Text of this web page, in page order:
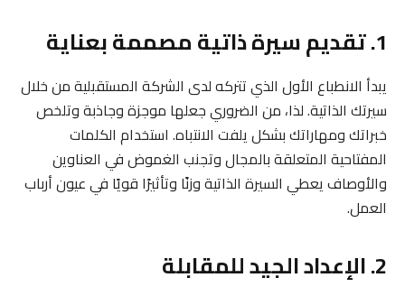
1. تقديم سيرة ذاتية مصممة بعناية
يبدأ الانطباع الأول الذي تتركه لدى الشركة المستقبلية من خلال
سيرتك الذاتية. لذا، من الضروري جعلها موجزة وجاذبة وتلخص
خبراتك ومهاراتك بشكل يلفت الانتباه. استخدام الكلمات
المفتاحية المتعلقة بالمجال وتجنب الغموض في العناوين
والأوصاف يعطي السيرة الذاتية وزنًا وتأثيرًا قويًا في عيون أرباب
العمل.
2. الإعداد الجيد للمقابلة